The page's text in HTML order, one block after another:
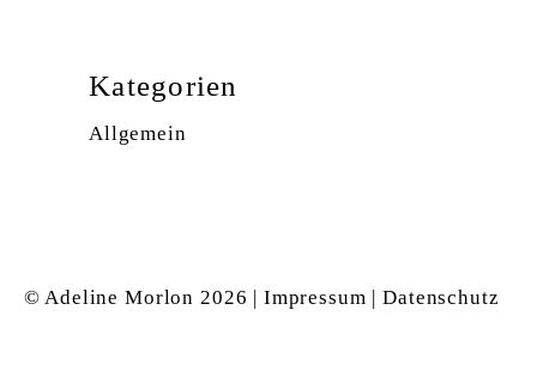
Kategorien
Allgemein
© Adeline Morlon 2026 | Impressum |Datenschutz